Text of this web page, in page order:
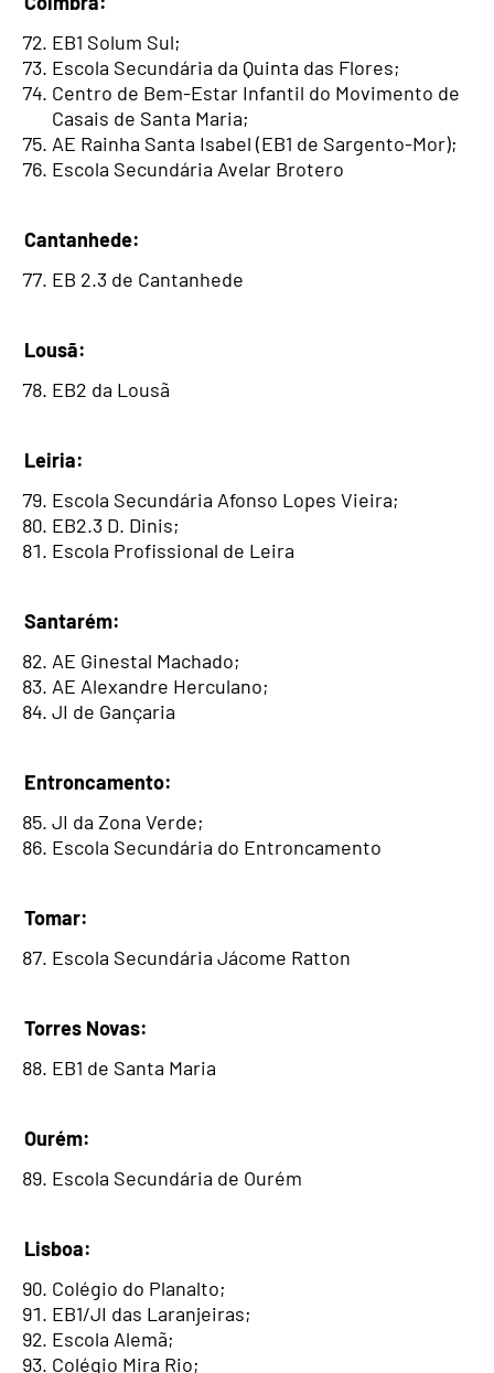
EB1 Solum Sul;
Escola Secundária da Quinta das Flores;
Centro de Bem-Estar Infantil do Movimento de
Casais de Santa Maria;
AE Rainha Santa Isabel (EB1 de Sargento-Mor);
Escola Secundária Avelar Brotero
Cantanhede:
EB 2.3 de Cantanhede
Lousã:
EB2 da Lousã
Leiria:
Escola Secundária Afonso Lopes Vieira;
EB2.3 D. Dinis;
Escola Profissional de Leira
Santarém:
AE Ginestal Machado;
AE Alexandre Herculano;
JI de Gançaria
Entroncamento:
JI da Zona Verde;
Escola Secundária do Entroncamento
Tomar:
Escola Secundária Jácome Ratton
Torres Novas:
EB1 de Santa Maria
Ourém:
Escola Secundária de Ourém
Lisboa:
Colégio do Planalto;
EB1/JI das Laranjeiras;
Escola Alemã;
Colégio Mira Rio;